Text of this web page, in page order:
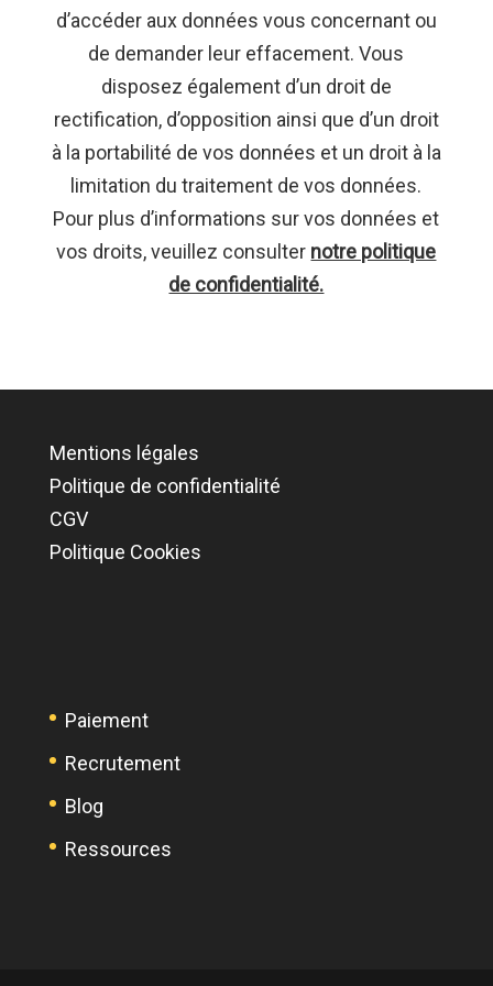
d’accéder aux données vous concernant ou
de demander leur effacement. Vous
disposez également d’un droit de
rectification, d’opposition ainsi que d’un droit
à la portabilité de vos données et un droit à la
limitation du traitement de vos données.
Pour plus d’informations sur vos données et
vos droits, veuillez consulter notre politique
de confidentialité.
Mentions légales
Politique de confidentialité
CGV
Politique Cookies
Paiement
Recrutement
Blog
Ressources